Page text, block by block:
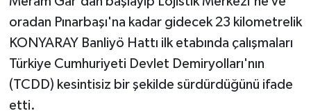
oradan Pınarbaşı'na kadar gidecek 23 kilometrelik
KONYARAY Banliyö Hattı ilk etabında çalışmaları
Türkiye Cumhuriyeti Devlet Demiryolları'nın
(TCDD) kesintisiz bir şekilde sürdürdüğünü ifade
etti.